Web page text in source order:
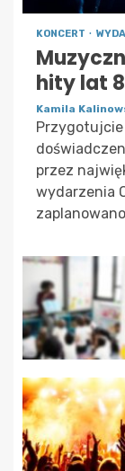
KONCERT
hity lat
Kamila
przez
wydarzenia